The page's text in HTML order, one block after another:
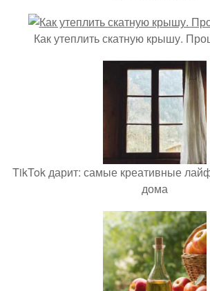
Как утеплить скатную крышу.
TikTok дарит: самые креативные
дома